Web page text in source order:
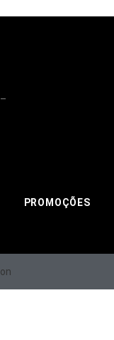
PROMOÇÕES